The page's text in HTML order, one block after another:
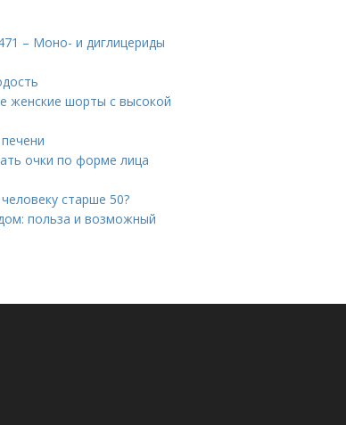
– Моно- и диглицериды
женские шорты с высокой
очки по форме лица
старше 50?
польза и возможный